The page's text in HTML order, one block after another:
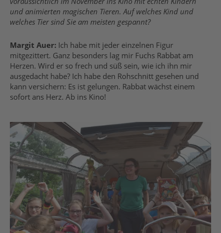
und animierten magischen Tieren. Auf welches Kind und
welches Tier sind Sie am meisten gespannt?
Margit Auer: Ich habe mit jeder einzelnen Figur
mitgezittert. Ganz besonders lag mir Fuchs Rabbat am
Herzen. Wird er so frech und süß sein, wie ich ihn mir
ausgedacht habe? Ich habe den Rohschnitt gesehen und
kann versichern: Es ist gelungen. Rabbat wächst einem
sofort ans Herz. Ab ins Kino!